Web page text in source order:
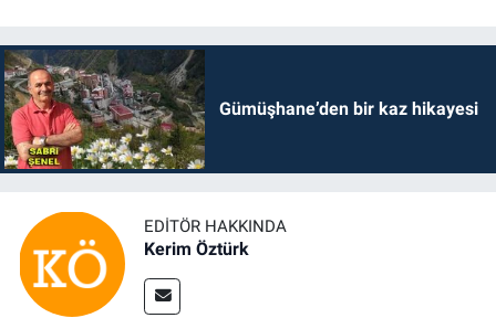
Gümüşhane’den bir kaz hikayesi
EDITÖR HAKKINDA
Kerim Öztürk